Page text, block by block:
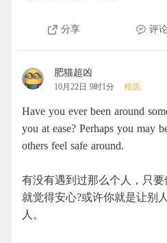
分享 评
肥猫超凶
10月22日 9时1分 精选
Have you ever been around
you at ease? Perhaps you may
others feel safe around.
有没有遇到过那么个人，只
就觉得安心?或许你就是让别
人。